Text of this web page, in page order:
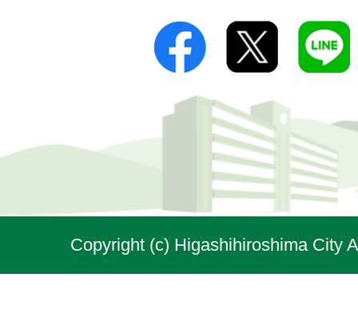
Copyright (c) Higashihiroshima City